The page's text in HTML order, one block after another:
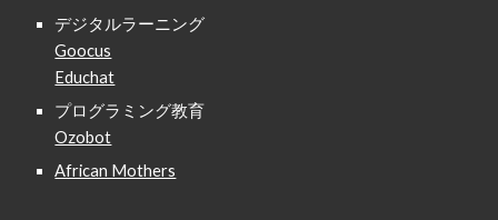
デジタルラーニング
Goocus
Educhat
プログラミング教育
Ozobot
African Mothers